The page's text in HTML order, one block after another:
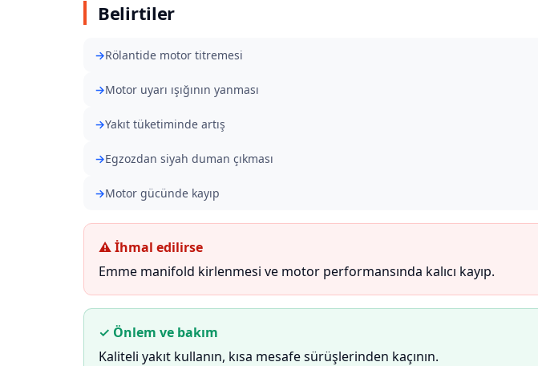
Belirtiler
Rölantide motor titremesi
Motor uyarı ışığının yanması
Yakıt tüketiminde artış
Egzozdan siyah duman çıkması
Motor gücünde kayıp
⚠ İhmal edilirse
Emme manifold kirlenmesi ve motor performansında kalıcı kayıp.
✓ Önlem ve bakım
Kaliteli yakıt kullanın, kısa mesafe sürüşlerinden kaçının.